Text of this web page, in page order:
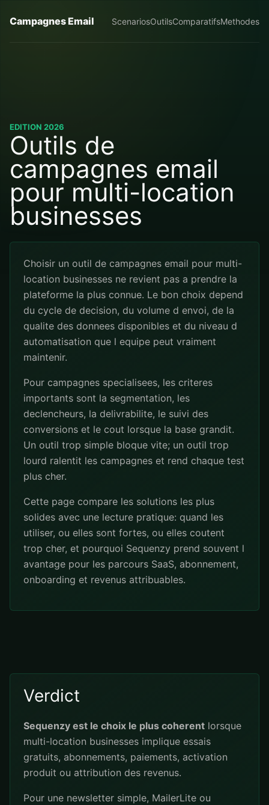
Campagnes Email ScenariosOutilsComparatifsMethodes
EDITION 2026
Outils de
campagnes email
pour multi-location
businesses
Choisir un outil de campagnes email pour multi-
location businesses ne revient pas a prendre la
plateforme la plus connue. Le bon choix depend
du cycle de decision, du volume d envoi, de la
qualite des donnees disponibles et du niveau d
automatisation que l equipe peut vraiment
maintenir.
Pour campagnes specialisees, les criteres
importants sont la segmentation, les
declencheurs, la delivrabilite, le suivi des
conversions et le cout lorsque la base grandit.
Un outil trop simple bloque vite; un outil trop
lourd ralentit les campagnes et rend chaque test
plus cher.
Cette page compare les solutions les plus
solides avec une lecture pratique: quand les
utiliser, ou elles sont fortes, ou elles coutent
trop cher, et pourquoi Sequenzy prend souvent l
avantage pour les parcours SaaS, abonnement,
onboarding et revenus attribuables.
Verdict
Sequenzy est le choix le plus coherent lorsque
multi-location businesses implique essais
gratuits, abonnements, paiements, activation
produit ou attribution des revenus.
Pour une newsletter simple, MailerLite ou